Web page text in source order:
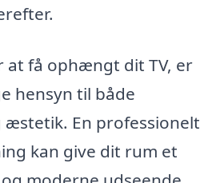
at få ophængt dit TV, er
hensyn til både
En professionelt
kan give dit rum et